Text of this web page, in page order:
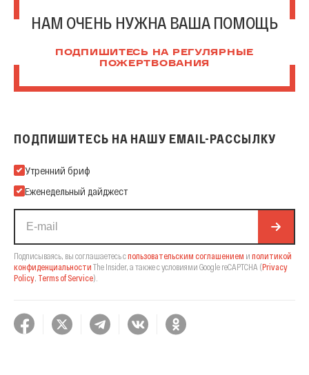
НАМ ОЧЕНЬ НУЖНА ВАША ПОМОЩЬ
ПОДПИШИТЕСЬ НА РЕГУЛЯРНЫЕ
ПОЖЕРТВОВАНИЯ
ПОДПИШИТЕСЬ НА НАШУ EMAIL-РАССЫЛКУ
Подпишитесь на нашу Email-рассылку
Утренний бриф
Еженедельный дайджест
Подписываясь, вы соглашаетесь спользовательским соглашением и политикой
конфиденциальности The Insider, а также с условиями Google reCAPTCHA (Privacy
Policy, Terms of Service).